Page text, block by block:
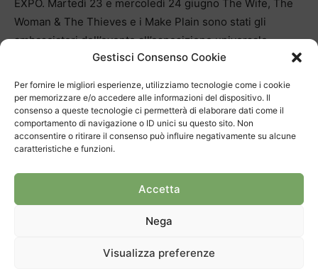
Gestisci Consenso Cookie
Per fornire le migliori esperienze, utilizziamo tecnologie come i cookie
per memorizzare e/o accedere alle informazioni del dispositivo. Il
consenso a queste tecnologie ci permetterà di elaborare dati come il
comportamento di navigazione o ID unici su questo sito. Non
acconsentire o ritirare il consenso può influire negativamente su alcune
caratteristiche e funzioni.
Accetta
Nega
Visualizza preferenze
EXPO. Martedì 23 e mercoledì 24 giugno The Wife, The
Woman & The Thieves e i Make Plain sono stati gli
ambasciatori dell’evento all’esposizione universale.
La manifestazione di domani si rifà ai valori della “Fête de
cui viene celebrata la musica in tutte le sue forme. Per
mantenere lo spirito festivo di questa più che trentennale
tradizione, i musicisti si esibiscono a titolo gratuito, come
gratuita sarà l’entrata alla lunga giornata di spettacoli in